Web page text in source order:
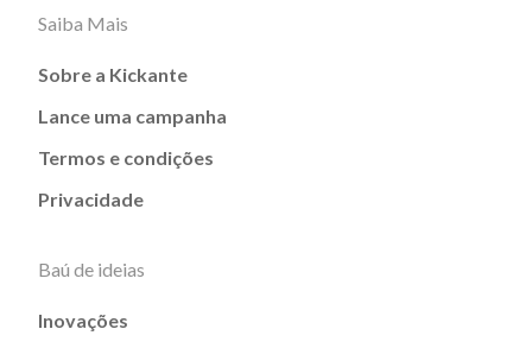
Saiba Mais
Sobre a Kickante
Lance uma campanha
Termos e condições
Privacidade
Baú de ideias
Inovações